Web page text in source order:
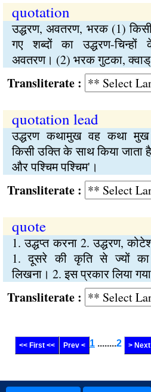
quotation
उद्धरण, अवतरण, भरक (1) किसी
गए शब्दों का उद्धरण-
अवतरण। (2) भरक गुटका, क्वाड्
:
quotation lead
उद्धरण कथामुख वह कथा
किसी उक्ति के साथ किया जाता
और पश्चिम पश्चिम'।
:
quote
1. उद्धप्त करना 2. उद्धरण,
1. दूसरे की कृति से ज्यों का
लिखना। 2. इस प्रकार लिया
:
<< First << Prev < 1 ........2 > Next